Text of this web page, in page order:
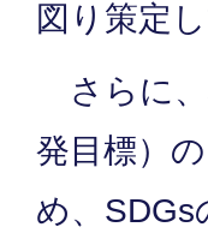
図り策定
さらに、
発目標）
め、SDGs